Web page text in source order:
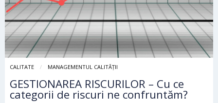
CALITATE MANAGEMENTUL CALITĂȚII
GESTIONAREA RISCURILOR – Cu ce
categorii de riscuri ne confruntăm?